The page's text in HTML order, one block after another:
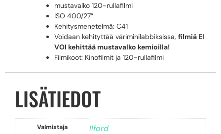
mustavalko 120-rullafilmi
ISO 400/27°
Kehitysmenetelmä: C41
Voidaan kehityttää väriminilabbiksissa, filmiä EI
VOI kehittää mustavalko kemioilla!
Filmikoot: Kinofilmit ja 120-rullafilmi
LISÄTIEDOT
Valmistaja Ilford